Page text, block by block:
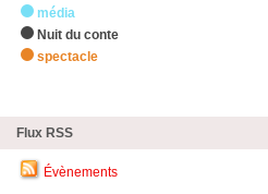
média
Nuit du conte
spectacle
Flux RSS
Évènements